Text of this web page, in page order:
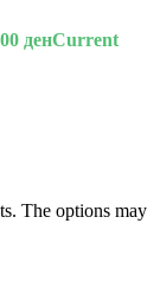
денCurrent
The options may